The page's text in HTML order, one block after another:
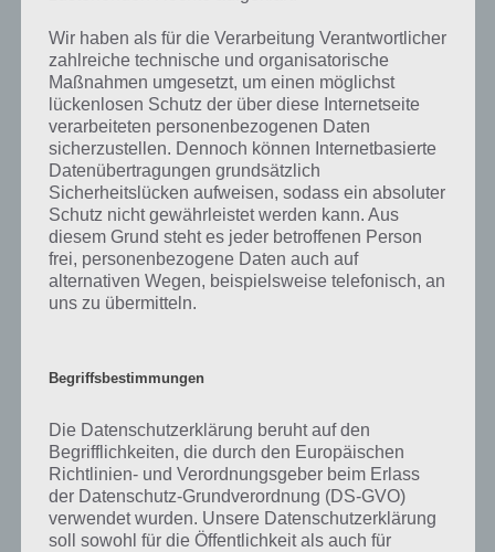
Darum geht es bei 94%
Was ist 94%? In der App 94% musst du auf Basis eines Bildes oder
einer Aussage die Antworten herausfinden, die von anderen Spielern
am häufigsten genannt worden sind. Nur so kannst du das nächste
Level freischalten. Zusammenaddiert ergeben alle Antworten 94
Prozent, wovon die App ihren Namen hat. Entsprechend ist 94
Prozent ein Wort und Rätsel-Spiel. Bereits über 10 Millionen mal
wurde die App mittlerweile heruntergeladen und gehört mit zu den
erfolgreichsten Spiele Apps in diesem Genre im Google Play Store
und iTunes App Store.
Tweet auf Twitter
Wir haben als für die Verarbeitung Verantwortlicher
zahlreiche technische und organisatorische
Maßnahmen umgesetzt, um einen möglichst
lückenlosen Schutz der über diese Internetseite
verarbeiteten personenbezogenen Daten
sicherzustellen. Dennoch können Internetbasierte
Datenübertragungen grundsätzlich
Sicherheitslücken aufweisen, sodass ein absoluter
Schutz nicht gewährleistet werden kann. Aus
diesem Grund steht es jeder betroffenen Person
frei, personenbezogene Daten auch auf
alternativen Wegen, beispielsweise telefonisch, an
uns zu übermitteln.
Begriffsbestimmungen
Die Datenschutzerklärung beruht auf den
Begrifflichkeiten, die durch den Europäischen
Richtlinien- und Verordnungsgeber beim Erlass
der Datenschutz-Grundverordnung (DS-GVO)
verwendet wurden. Unsere Datenschutzerklärung
soll sowohl für die Öffentlichkeit als auch für